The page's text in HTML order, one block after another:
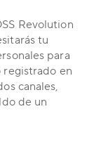
Revolution
tu
para
registrado en
canales,
de un